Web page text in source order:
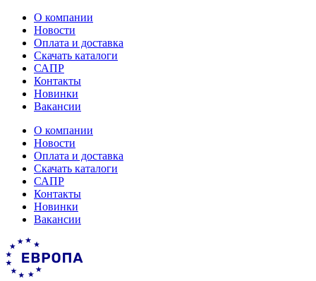
О компании
Новости
Оплата и доставка
Скачать каталоги
САПР
Контакты
Новинки
Вакансии
О компании
Новости
Оплата и доставка
Скачать каталоги
САПР
Контакты
Новинки
Вакансии